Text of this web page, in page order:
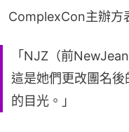
ComplexCon主辦方
「NJZ（前
這是她們更改團名
的目光。」